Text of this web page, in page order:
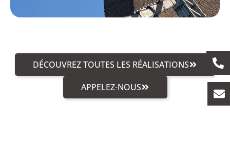
DÉCOUVREZ TOUTES LES RÉALISATIONS
APPELEZ-NOUS